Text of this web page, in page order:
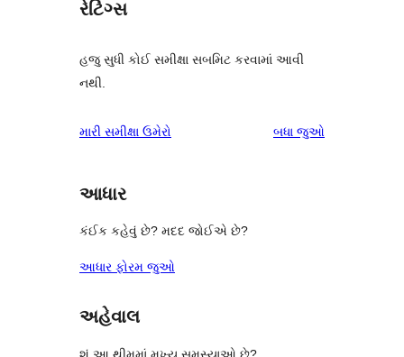
રેટિંગ્સ
હજુ સુધી કોઈ સમીક્ષા સબમિટ કરવામાં આવી
નથી.
મારી સમીક્ષા ઉમેરો બધા સમીક્ષાઓ
જુઓ
આધાર
કંઈક કહેવું છે? મદદ જોઈએ છે?
આધાર ફોરમ જુઓ
અહેવાલ